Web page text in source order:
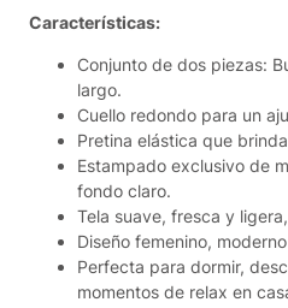
d
Características:
Conjunto de dos piezas:
largo.
Cuello redondo para un
Pretina elástica que
Estampado exclusivo de
fondo claro.
Tela suave, fresca y
Diseño femenino,
Perfecta para dormir,
momentos de relax en